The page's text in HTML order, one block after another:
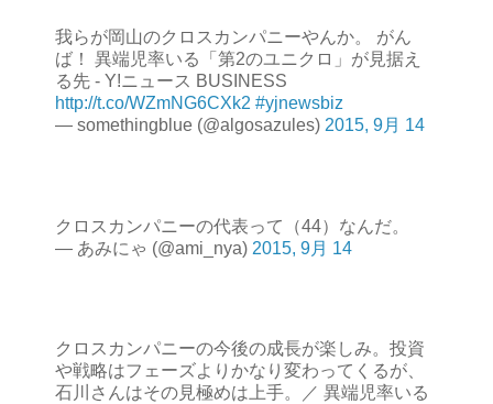
我らが岡山のクロスカンパニーやんか。 がん
ば！ 異端児率いる「第2のユニクロ」が見据え
る先 - Y!ニュース BUSINESS
http://t.co/WZmNG6CXk2 #yjnewsbiz
— somethingblue (@algosazules) 2015, 9月 14
クロスカンパニーの代表って（44）なんだ。
— あみにゃ (@ami_nya) 2015, 9月 14
クロスカンパニーの今後の成長が楽しみ。投資
や戦略はフェーズよりかなり変わってくるが、
石川さんはその見極めは上手。／ 異端児率いる